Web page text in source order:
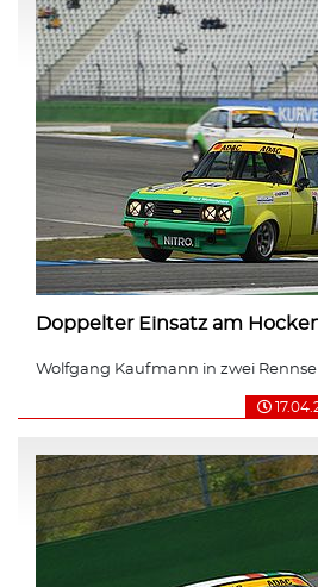
Doppelter Einsatz am
Wolfgang Kaufmann in zwei